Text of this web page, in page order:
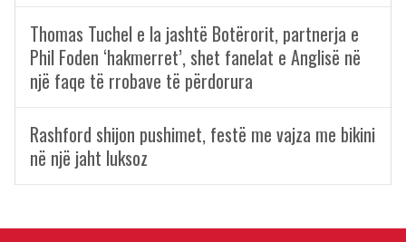
Thomas Tuchel e la jashtë Botërorit, partnerja e
Phil Foden ‘hakmerret’, shet fanelat e Anglisë në
një faqe të rrobave të përdorura
Rashford shijon pushimet, festë me vajza me bikini
në një jaht luksoz